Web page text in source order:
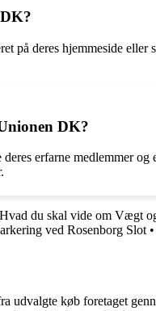
på deres hjemmeside
DK?
erfarne medlemmer
du skal vide om Vægt
ved Rosenborg Slot•
udvalgte køb foretaget